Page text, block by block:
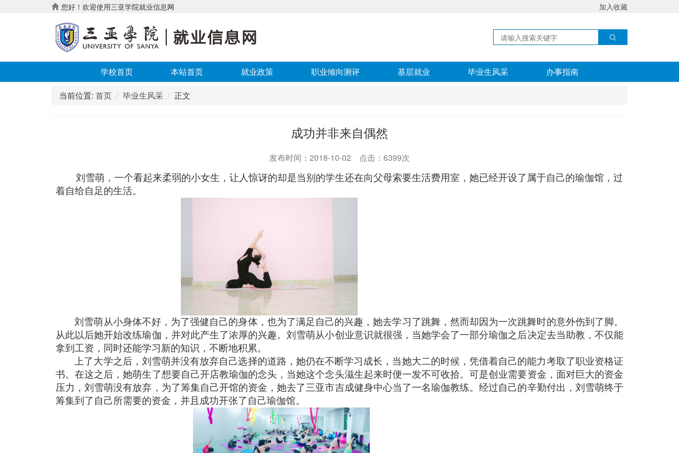
您好！欢迎使用三亚学院就业信息网 加入收藏
学校首页 本站首页 就业政策 职业倾向测评 基层就业 毕业生风采 办事指南
当前位置: 首页 毕业生风采 正文
成功并非来自偶然
发布时间：2018-10-02 点击：6399次
刘雪萌，一个看起来柔弱的小女生，让人惊讶的却是当别的学生还在向父母索要生活费用室，她已经开设了属于自己的瑜伽馆，过
着自给自足的生活。
刘雪萌从小身体不好，为了强健自己的身体，也为了满足自己的兴趣，她去学习了跳舞，然而却因为一次跳舞时的意外伤到了脚。
从此以后她开始改练瑜伽，并对此产生了浓厚的兴趣。刘雪萌从小创业意识就很强，当她学会了一部分瑜伽之后决定去当助教，不仅能
拿到工资，同时还能学习新的知识，不断地积累。
上了大学之后，刘雪萌并没有放弃自己选择的道路，她仍在不断学习成长，当她大二的时候，凭借着自己的能力考取了职业资格证
书。在这之后，她萌生了想要自己开店教瑜伽的念头，当她这个念头滋生起来时便一发不可收拾。可是创业需要资金，面对巨大的资金
压力，刘雪萌没有放弃，为了筹集自己开馆的资金，她去了三亚市吉成健身中心当了一名瑜伽教练。经过自己的辛勤付出，刘雪萌终于
筹集到了自己所需要的资金，并且成功开张了自己瑜伽馆。